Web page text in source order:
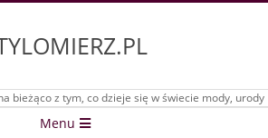
bieżąco z tym, co dzieje się w świecie mody, urody
Menu